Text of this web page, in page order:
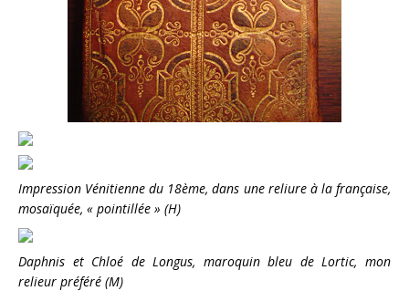
Impression Vénitienne du 18ème, dans une reliure à la française,
mosaïquée, « pointillée » (H)
Daphnis et Chloé de Longus, maroquin bleu de Lortic, mon
relieur préféré (M)